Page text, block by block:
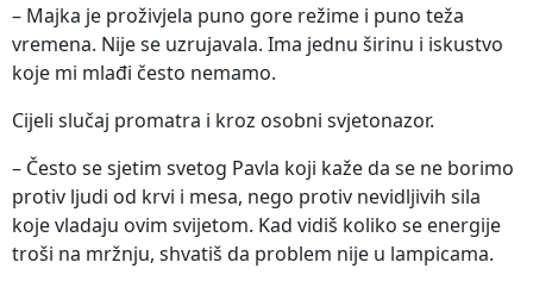
– Majka je proživjela puno gore režime i puno teža
vremena. Nije se uzrujavala. Ima jednu širinu i iskustvo
koje mi mlađi često nemamo.
Cijeli slučaj promatra i kroz osobni svjetonazor.
– Često se sjetim svetog Pavla koji kaže da se ne borimo
protiv ljudi od krvi i mesa, nego protiv nevidljivih sila
koje vladaju ovim svijetom. Kad vidiš koliko se energije
troši na mržnju, shvatiš da problem nije u lampicama.